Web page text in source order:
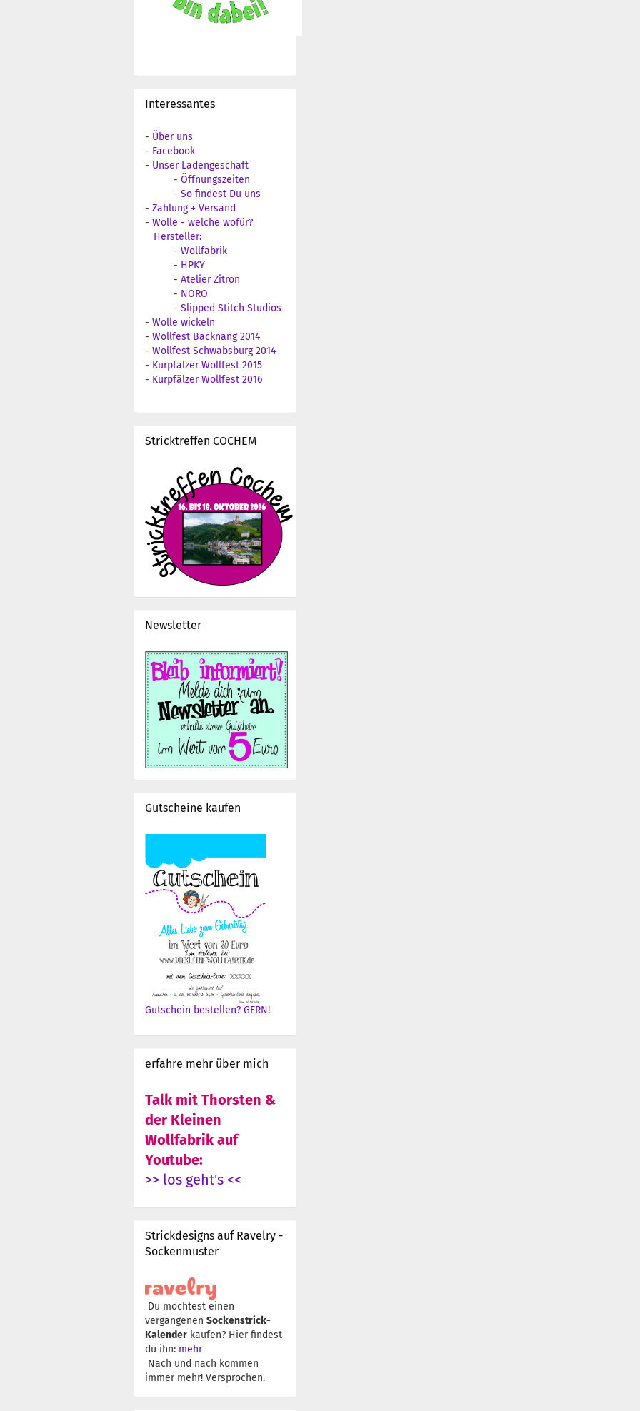
Interessantes
- Über uns
- Facebook
- Unser Ladengeschäft
- Öffnungszeiten
- So findest Du uns
- Zahlung + Versand
- Wolle - welche wofür?
Hersteller:
- Wollfabrik
- HPKY
- Atelier Zitron
- NORO
- Slipped Stitch Studios
- Wolle wickeln
- Wollfest Backnang 2014
- Wollfest Schwabsburg 2014
- Kurpfälzer Wollfest 2015
- Kurpfälzer Wollfest 2016
Stricktreffen COCHEM
Newsletter
Gutscheine kaufen
Gutschein bestellen? GERN!
erfahre mehr über mich
Talk mit Thorsten &
der Kleinen
Wollfabrik auf
Youtube:
>> los geht's <<
Strickdesigns auf Ravelry -
Sockenmuster
Du möchtest einen
vergangenen Sockenstrick-
Kalender kaufen? Hier findest
du ihn: mehr
Nach und nach kommen
immer mehr! Versprochen.